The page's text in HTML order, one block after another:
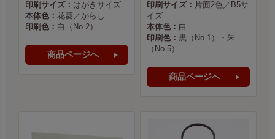
印刷サイズ： はがきサイズ
本体色： 花菱／からし
印刷色： 白（No.2）
商品ページへ
印刷サイズ： 片面2色／B5サ
イズ
本体色： 白
印刷色： 黒（No.1）・朱
（No.5）
商品ページへ